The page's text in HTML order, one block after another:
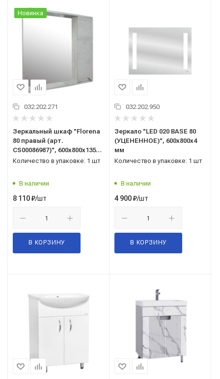
Новинка
032.202.271
Зеркальный шкаф "Florena
80 правый (арт.
CS00086987)", 600x800x135
мм, светлый бетон , со
Количество в упаковке: 1 шт
В наличии
8 110₽/шт
В КОРЗИНУ
032.202.950
Зеркало "LED 020 BASE 80
(УЦЕНЕННОЕ)", 600x800x4
мм
Количество в упаковке: 1 шт
В наличии
4 900₽/шт
В КОРЗИНУ